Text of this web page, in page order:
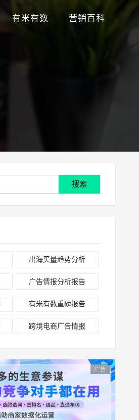
有米有数 营销百科
搜索
出海买量趋势分析
广告情报分析报告
有米有数重磅报告
跨境电商广告情报
广告